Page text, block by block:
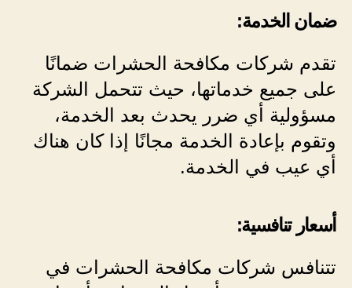
ضمان الخدمة:
تقدم شركات مكافحة الحشرات ضمانًا
على جميع خدماتها، حيث تتحمل الشركة
مسؤولية أي ضرر يحدث بعد الخدمة،
وتقوم بإعادة الخدمة مجانًا إذا كان هناك
أي عيب في الخدمة.
أسعار تنافسية:
تتنافس شركات مكافحة الحشرات في